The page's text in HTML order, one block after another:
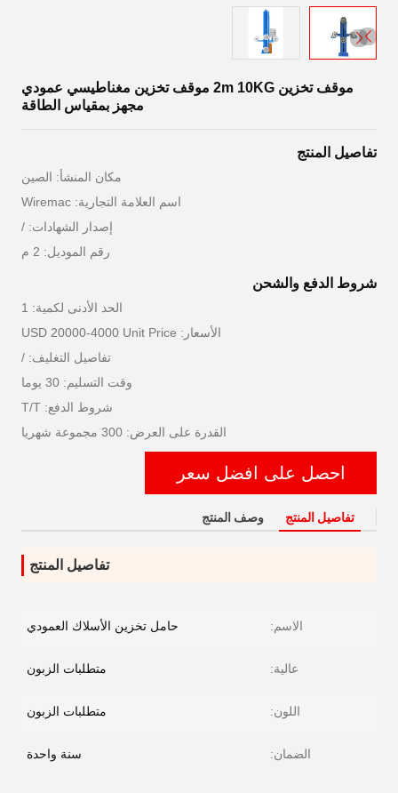
موقف تخزين 2m 10KG موقف تخزين مغناطيسي عمودي
مجهز بمقياس الطاقة
تفاصيل المنتج
مكان المنشأ: الصين
اسم العلامة التجارية: Wiremac
إصدار الشهادات: /
رقم الموديل: 2 م
شروط الدفع والشحن
الحد الأدنى لكمية: 1
الأسعار: USD 20000-4000 Unit Price
تفاصيل التغليف: /
وقت التسليم: 30 يوما
شروط الدفع: T/T
القدرة على العرض: 300 مجموعة شهريا
احصل على افضل سعر
تفاصيل المنتج وصف المنتج
تفاصيل المنتج
الاسم: حامل تخزين الأسلاك العمودي
عالية: متطلبات الزبون
اللون: متطلبات الزبون
الضمان: سنة واحدة